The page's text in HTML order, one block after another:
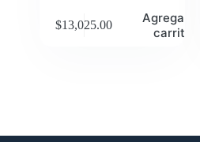
$13,025.00
Agregar al
carrito